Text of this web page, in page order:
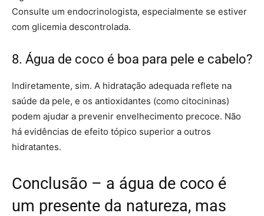
Consulte um endocrinologista, especialmente se estiver
com glicemia descontrolada.
8. Água de coco é boa para pele e cabelo?
Indiretamente, sim. A hidratação adequada reflete na
saúde da pele, e os antioxidantes (como citocininas)
podem ajudar a prevenir envelhecimento precoce. Não
há evidências de efeito tópico superior a outros
hidratantes.
Conclusão – a água de coco é
um presente da natureza, mas